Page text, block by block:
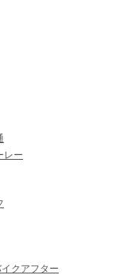
レー
クアフター